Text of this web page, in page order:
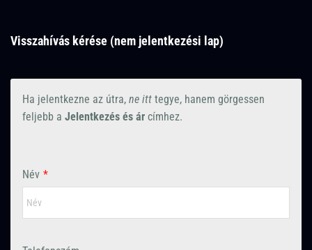
Visszahívás kérése (nem jelentkezési lap)
Ha jelentkezne az útra, ne itt tegye, hanem görgessen
feljebb a Jelentkezés és ár címhez.
Név *